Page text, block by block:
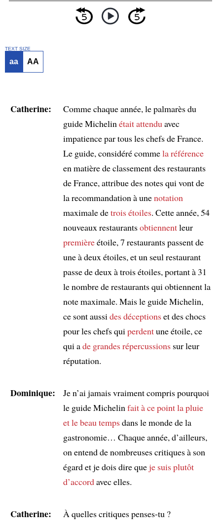
TEXT SIZE
aa AA
Catherine:
Comme chaque année, le palmarès du
guide Michelin était attendu avec
impatience par tous les chefs de France.
Le guide, considéré commela référence
en matière de classement des restaurants
de France, attribue des notes qui vont de
la recommandation à unenotation
maximale detrois étoiles. Cette année, 54
nouveaux restaurantsobtiennentleur
premièreétoile, 7 restaurants passent de
une à deux étoiles, et un seul restaurant
passe de deux à trois étoiles, portant à 31
le nombre de restaurants qui obtiennent la
note maximale. Mais le guide Michelin,
ce sont aussi des déceptionset des chocs
pour les chefs qui perdentune étoile, ce
qui ade grandes répercussionssur leur
réputation.
Dominique:
Je n’ai jamais vraiment compris pourquoi
le guide Michelin fait à ce point la pluie
et le beau tempsdans le monde de la
gastronomie… Chaque année, d’ailleurs,
on entend de nombreuses critiques à son
égard et je dois dire queje suis plutôt
d’accordavec elles.
Catherine: À quelles critiques penses-tu ?